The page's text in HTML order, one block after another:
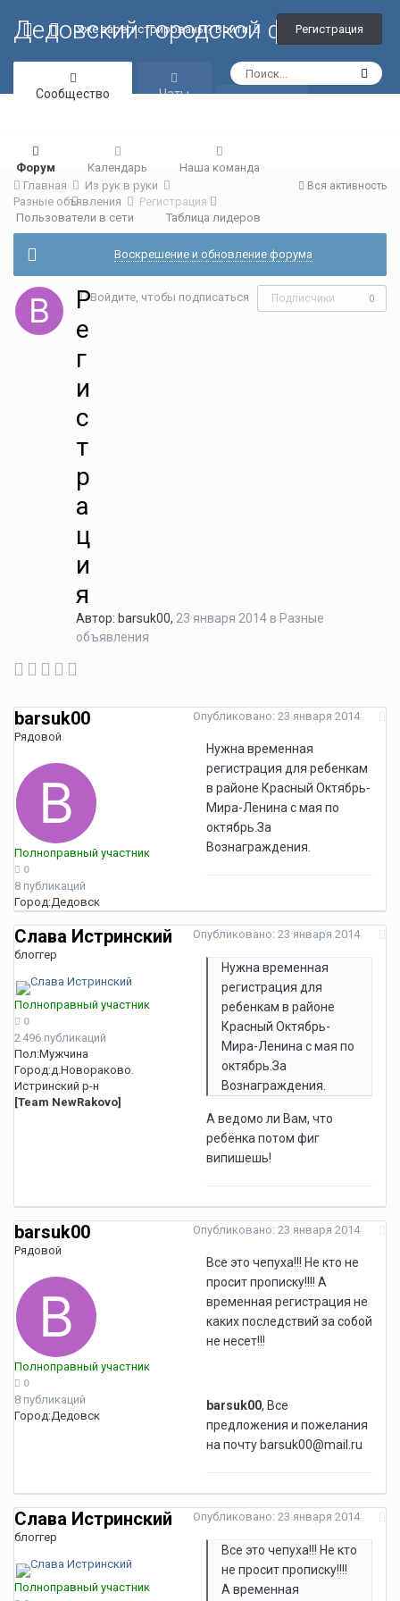
Дедовский городской форум
Уже зарегистрированы? Войти Регистрация
Сообщество
Форум Календарь Наша команда
Пользователи в сети Таблица лидеров
Чаты
Вся активность
Главная
Из рук в руки
Разные объявления
Регистрация
Воскрешение и обновление форума
Войдите, чтобы подписаться Подписчики 0
Р
е
г
и
с
т
р
а
ц
и
я
Автор: barsuk00, 23 января 2014в Разные
объявления
barsuk00
Рядовой
Полноправный участник
0
8 публикаций
Город:Дедовск
Опубликовано: 23 января 2014
Нужна временная
регистрация для ребенкам
в районе Красный Октябрь-
Мира-Ленина с мая по
октябрь.За
Вознаграждения.
Слава Истринский
блоггер
Полноправный участник
0
2 496 публикаций
Пол:Мужчина
Город:д.Новораково.
Истринский р-н
[Team NewRakovo]
Опубликовано: 23 января 2014
Нужна временная
регистрация для
ребенкам в районе
Красный Октябрь-
Мира-Ленина с мая по
октябрь.За
Вознаграждения.
А ведомо ли Вам, что
ребёнка потом фиг
випишешь!
barsuk00
Рядовой
Полноправный участник
0
8 публикаций
Город:Дедовск
Опубликовано: 23 января 2014
Все это чепуха!!! Не кто не
просит прописку!!!! А
временная регистрация не
каких последствий за собой
не несет!!!
barsuk00, Все
предложения и пожелания
на почту barsuk00@mail.ru
Слава Истринский
блоггер
Полноправный участник
Опубликовано: 23 января 2014
Все это чепуха!!! Не кто
не просит прописку!!!!
А временная